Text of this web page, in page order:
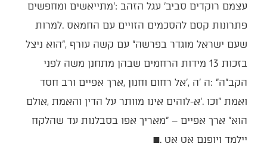
‬עצמם‭ ‬רוקדים‭ ‬סביב‭ ‬‮'‬עגל‭ ‬הזהב‮'‬‭: ‬מתייאשים‭ ‬ומחפשים‭
‬פתרונות‭ ‬קסם‭ ‬להסכמים‭ ‬הזויים‭ ‬עם‭ ‬החמאס‭. ‬למרות‭
‬שעם‭ ‬ישראל‭ ‬מוגדר‭ ‬בפרשה‭ ‬‮"‬עם‭ ‬קשה‭ ‬עורף‮"‬‭,‬‭ ‬הוא‭ ‬ניצל‭
‬בזכות‭ ‬13‭ ‬מידות‭ ‬הרחמים‭ ‬שבהן‭ ‬מתחנן‭ ‬משה‭ ‬לפני‭
‬הקב"ה‭: ‬‮"‬ה‮'‬‭ ‬ה‮'‬‭, ‬אל‭ ‬רחום‭ ‬וחנון‭, ‬ארך‭ ‬אפיים‭ ‬ורב‭ ‬חסד‭
‬ואמת‮"‬‭ ‬וכו‮'‬‭. ‬א‭-‬לוהים‭ ‬אינו‭ ‬מוותר‭ ‬על‭ ‬הדין‭ ‬והאמת‭, ‬אולם‭
‬יילמד‭ ‬ויופנם‭ ‬אט‭ ‬אט‭. ‬
■